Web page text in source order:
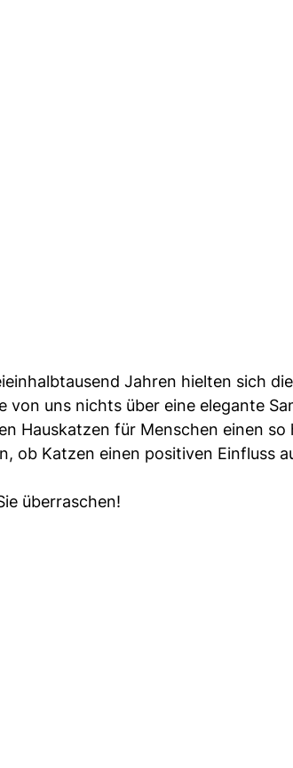
Jahren hielten sich
von uns nichts über eine elegante
Hauskatzen für Menschen einen
ob Katzen einen positiven Einfluss
überraschen!